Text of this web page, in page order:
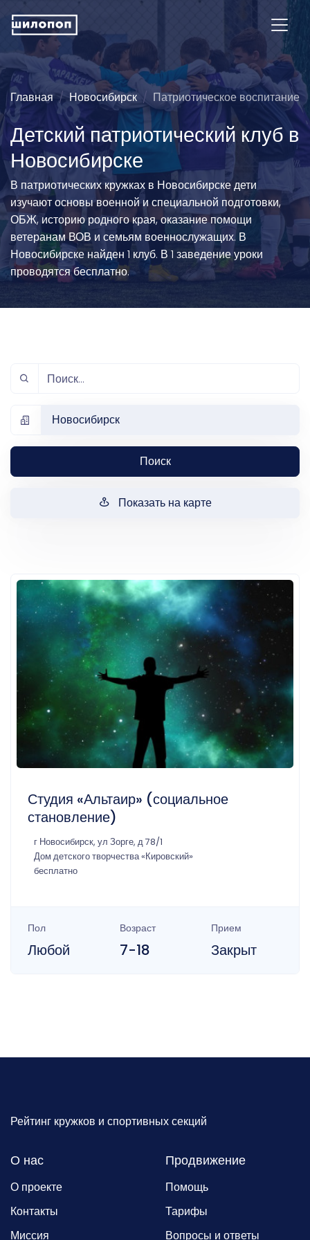
Главная Новосибирск Патриотическое воспитание
Детский патриотический клуб в
Новосибирске
В патриотических кружках в Новосибирске дети
изучают основы военной и специальной подготовки,
ОБЖ, историю родного края, оказание помощи
ветеранам ВОВ и семьям военнослужащих. В
Новосибирске найден 1 клуб. В 1 заведение уроки
проводятся бесплатно.
Новосибирск
Поиск
Показать на карте
Студия «Альтаир» (социальное
становление)
г Новосибирск, ул Зорге, д 78/1
Дом детского творчества «Кировский»
бесплатно
Пол
Любой
Возраст
7-18
Прием
Закрыт
Рейтинг кружков и спортивных секций
О нас
О проекте
Контакты
Миссия
Продвижение
Помощь
Тарифы
Вопросы и ответы